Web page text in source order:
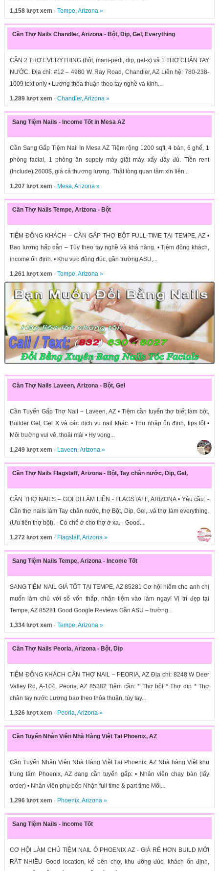
1,158 lượt xem · Tempe Arizona »
Cần Thợ Nails Chandler, Arizona - Bột, Dip, Gel, Everything
CẦN 2 THỢ EVERYTHING (bột, mani-pedi, dip, gel-x) và 1 THỢ CHÂN TAY
NƯỚC. Địa chỉ: #12 – 4980 W. Ray Road, Chandler, AZ Liên hệ: 780-238-
1009 text only • Lương thỏa thuận theo tay nghề và kinh...
1,289 lượt xem · Chandler, Arizona »
Sang Tiệm Nails - Income Tốt in Mesa AZ
Cần Sang Gấp Tiệm Nail In Mesa AZ Tiệm rộng 1200 sqft, 4 bàn, 6 ghế, 1
phòng facial, 1 phòng ăn supply máy giặt máy xấy đầy đủ. Tiền rent
(Include) 2600$, giá cả thương lượng. Thật lòng quan tâm xin liên...
1,207 lượt xem · Mesa Arizona »
Cần Thợ Nails Tempe, Arizona - Bột
TIỆM ĐÔNG KHÁCH – CẦN GẤP THỢ BỘT FULL-TIME TẠI TEMPE, AZ •
Bao lương hấp dẫn – Tùy theo tay nghề và khả năng. • Tiệm đông khách,
income ổn định. • Khu vực đông đúc, gần trường ASU,...
1,261 lượt xem · Tempe Arizona »
Cần Thợ Nails Laveen, Arizona - Bột, Gel
Cần Tuyển Gấp Thợ Nail – Laveen, AZ • Tiệm cần tuyển thợ biết làm bột,
Builder Gel, Gel X và các dịch vụ nail khác. • Thu nhập ổn định, tips tốt •
Môi trường vui vẻ, thoải mái • Hy vọng...
1,249 lượt xem · Laveen,Arizona»
Cần Thợ Nails Flagstaff, Arizona - Bột, Tay chân nước, Dip, Gel,
CẦN THỢ NAILS – GỌI ĐI LÀM LIỀN - FLAGSTAFF, ARIZONA • Yêu cầu: -
Cần thợ nails làm Tay chân nước, thợ Bột, Dip, Gel,..và thợ làm everything.
(Ưu tiên thợ bột). - Có chỗ ở cho thợ ở xa. - Good...
1,272 lượt xem · Flagstaff,Arizona»
Sang Tiệm Nails Tempe, Arizona - Income Tốt
SANG TIỆM NAIL GIÁ TỐT TẠI TEMPE, AZ 85281 Cơ hội hiếm cho anh chị
muốn làm chủ với số vốn thấp, nhận tiệm vào làm ngay! Vị trí đẹp tại
Tempe, AZ 85281 Good Google Reviews Gần ASU – trường...
1,334 lượt xem · Tempe,Arizona»
Cần Thợ Nails Peoria, Arizona - Bột, Dip
TIỆM ĐÔNG KHÁCH CẦN THỢ NAIL – PEORIA, AZ Địa chỉ: 8248 W Deer
Valley Rd, A-104, Peoria, AZ 85382 Tiệm cần: * Thợ bột * Thợ dip * Thợ
chân tay nước Lương bao theo thỏa thuận, tùy tay...
1,326 lượt xem · Peoria,Arizona»
Cần Tuyển Nhân Viên Nhà Hàng Việt Tại Phoenix, AZ
Cần Tuyển Nhân Viên Nhà Hàng Việt Tại Phoenix, AZ Nhà hàng Việt khu
trung tâm Phoenix, AZ đang cần tuyển gấp: • Nhân viên chạy bàn (lấy
order) • Nhân viên phụ bếp Nhận full time & part time Môi...
1,296 lượt xem · Phoenix,Arizona»
Sang Tiệm Nails - Income Tốt
CƠ HỘI LÀM CHỦ TIỆM NAIL Ở PHOENIX AZ - GIÁ RẺ HƠN BUILD MỚI
RẤT NHIỀU Good location, kế bên chợ, khu đông đúc, khách ổn định,